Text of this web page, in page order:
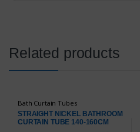
Related products
Bath Curtain Tubes
STRAIGHT NICKEL BATHROOM
CURTAIN TUBE 140-160CM